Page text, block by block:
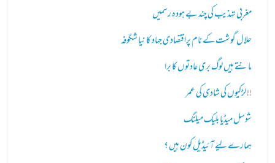
مغربی تہذیب کی چند بے ہودہ رسمیں
حلال گوشت کے نام پراقتصادی جہاد کا نیا شگوفہ
مانتے ہیں لوگ بری عادتوں کا برا
لڑکیوں کی شادی کی عمر!!
شوسل میڈیا بلیک میلنگ
ہمارے لیے آئیڈیل کون ہیں ؟